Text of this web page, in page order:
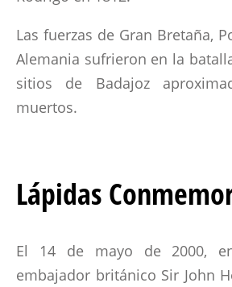
Las fuerzas de Gran Bretaña,
Alemania sufrieron en la
sitios de Badajoz
muertos.
Lápidas
El 14 de mayo de 2000,
embajador británico Sir John